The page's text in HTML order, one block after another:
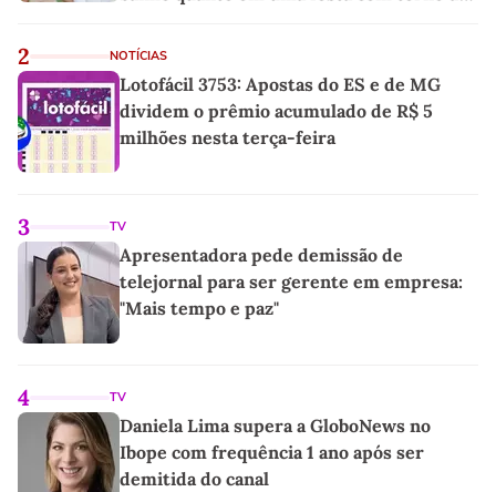
2 NOTÍCIAS
Lotofácil 3753: Apostas do ES e de MG
dividem o prêmio acumulado de R$ 5
milhões nesta terça-feira
3 TV
Apresentadora pede demissão de
telejornal para ser gerente em empresa:
"Mais tempo e paz"
4 TV
Daniela Lima supera a GloboNews no
Ibope com frequência 1 ano após ser
demitida do canal